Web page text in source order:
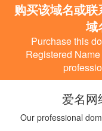
购买该域名或
域
Purchase this
Registered
爱名网
Our professional